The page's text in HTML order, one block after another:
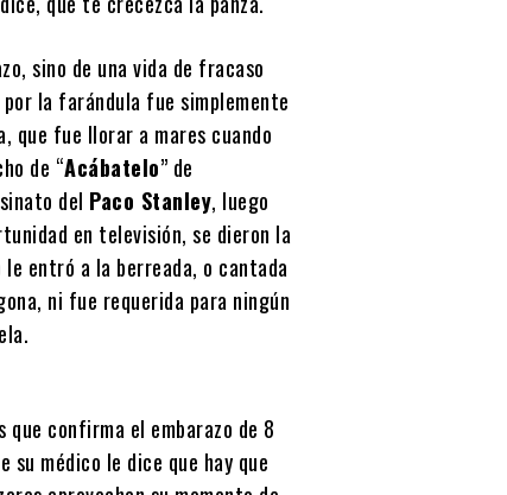
sino de una vida de fracaso
la farándula fue simplemente
que fue llorar a mares cuando
de “Acábatelo” de
del Paco Stanley, luego
en televisión, se dieron la
entró a la berreada, o cantada
ni fue requerida para ningún
que confirma el embarazo de 8
su médico le dice que hay que